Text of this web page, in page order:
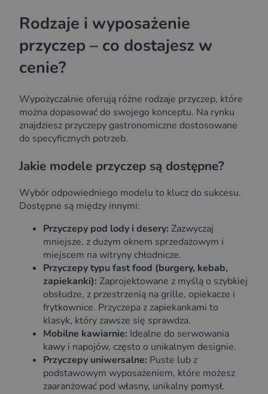
Rodzaje i wyposażenie
przyczep – co dostajesz w
cenie?
Wypożyczalnie oferują różne rodzaje przyczep, które
można dopasować do swojego konceptu. Na rynku
znajdziesz przyczepy gastronomiczne dostosowane
do specyficznych potrzeb.
Jakie modele przyczep są dostępne?
Wybór odpowiedniego modelu to klucz do sukcesu.
Dostępne są między innymi:
Przyczepy pod lody i desery: Zazwyczaj
mniejsze, z dużym oknem sprzedażowym i
miejscem na witryny chłodnicze.
Przyczepy typu fast food (burgery, kebab,
zapiekanki): Zaprojektowane z myślą o szybkiej
obsłudze, z przestrzenią na grille, opiekacze i
frytkownice. Przyczepa z zapiekankami to
klasyk, który zawsze się sprawdza.
Mobilne kawiarnie: Idealne do serwowania
kawy i napojów, często o unikalnym designie.
Przyczepy uniwersalne: Puste lub z
podstawowym wyposażeniem, które możesz
zaaranżować pod własny, unikalny pomysł.